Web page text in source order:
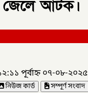
আটক।
পূর্বাহ্ন ০৭-০৮-২০২৫
নিউজ কার্ড
সম্পূর্ণ সংবাদ